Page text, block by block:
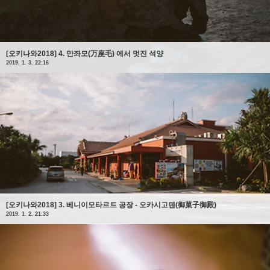
[오키나와2018] 4. 만좌모(万座毛) 에서 멋진 석양
2019. 1. 3. 22:16
[오키나와2018] 3. 베니이모타르트 공장 - 오카시고텐(御菓子御殿)
2019. 1. 2. 21:33